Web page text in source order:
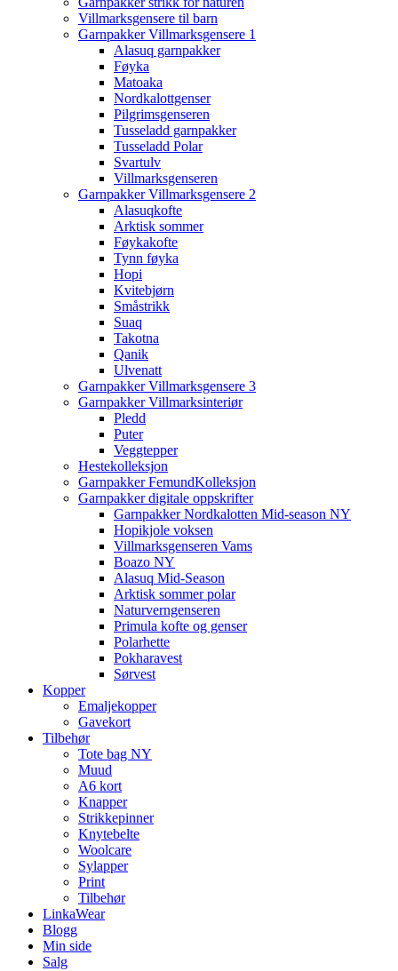
Villmarksgensere til barn
Garnpakker Villmarksgensere 1
Alasuq garnpakker
Føyka
Matoaka
Nordkalottgenser
Pilgrimsgenseren
Tusseladd garnpakker
Tusseladd Polar
Svartulv
Villmarksgenseren
Garnpakker Villmarksgensere 2
Alasuqkofte
Arktisk sommer
Føykakofte
Tynn føyka
Hopi
Kvitebjørn
Småstrikk
Suaq
Takotna
Qanik
Ulvenatt
Garnpakker Villmarksgensere 3
Garnpakker Villmarksinteriør
Pledd
Puter
Veggtepper
Hestekolleksjon
Garnpakker FemundKolleksjon
Garnpakker digitale oppskrifter
Garnpakker Nordkalotten Mid-season NY
Hopikjole voksen
Villmarksgenseren Vams
Boazo NY
Alasuq Mid-Season
Arktisk sommer polar
Naturverngenseren
Primula kofte og genser
Polarhette
Pokharavest
Sørvest
Kopper
Emaljekopper
Gavekort
Tilbehør
Tote bag NY
Muud
A6 kort
Knapper
Strikkepinner
Knytebelte
Woolcare
Sylapper
Print
Tilbehør
LinkaWear
Blogg
Min side
Salg